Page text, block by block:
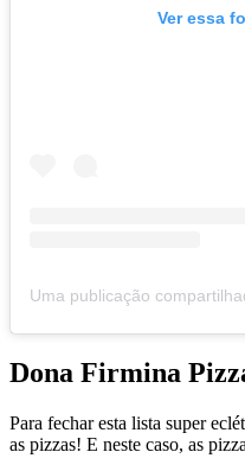
Ver essa
Dona Firmina
Para fechar esta lista super
as pizzas! E neste caso, as